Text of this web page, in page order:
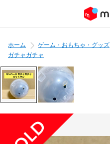
ホーム ゲーム・おもちゃ・グッズ
ガチャガチャ